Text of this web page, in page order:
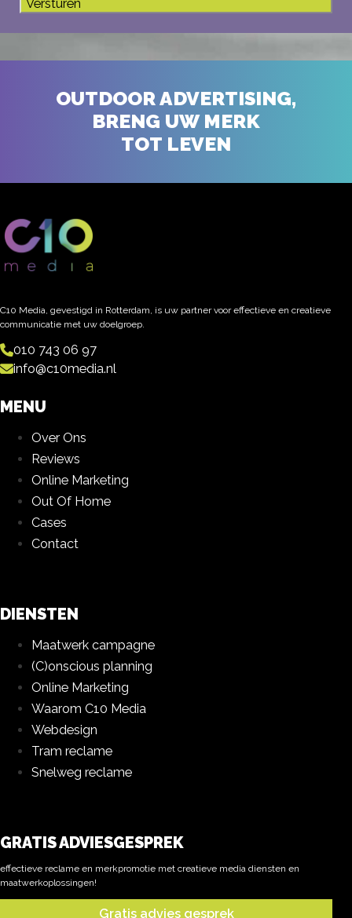
OUTDOOR ADVERTISING,
BRENG UW MERK
TOT LEVEN
C10 Media, gevestigd in Rotterdam, is uw partner voor effectieve en creatieve
communicatie met uw doelgroep.
010 743 06 97
info@c10media.nl
MENU
Over Ons
Reviews
Online Marketing
Out Of Home
Cases
Contact
DIENSTEN
Maatwerk campagne
(C)onscious planning
Online Marketing
Waarom C10 Media
Webdesign
Tram reclame
Snelweg reclame
GRATIS ADVIESGESPREK
effectieve reclame en merkpromotie met creatieve media diensten en
maatwerkoplossingen!
Gratis advies gesprek